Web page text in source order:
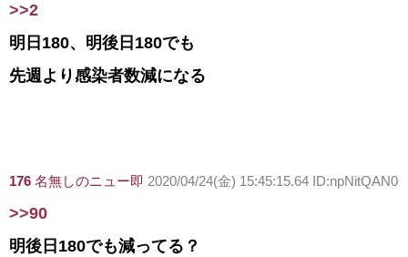
>>2
明日180、明後日180でも
先週より感染者数減になる
176 名無しのニュー即 2020/04/24(金) 15:45:15.64 ID:npNitQAN0
>>90
明後日180でも減ってる？